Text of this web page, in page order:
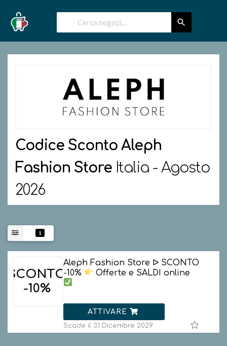
Codice Sconto Aleph
Fashion Store Italia - Agosto
2026
1
SCONTO
-10%
Aleph Fashion Store ᐅ SCONTO
-10%
Offerte e SALDI online
ATTIVARE
Scade il 31 Dicembre 2029